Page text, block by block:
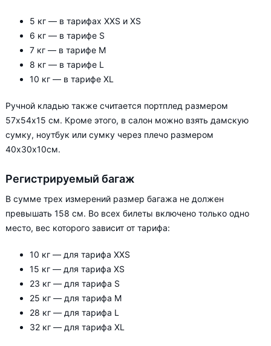
5 кг — в тарифах XXS и XS
6 кг — в тарифе S
7 кг — в тарифе М
8 кг — в тарифе L
10 кг — в тарифе XL
Ручной кладью также считается портплед размером
57х54х15 см. Кроме этого, в салон можно взять дамскую
сумку, ноутбук или сумку через плечо размером
40х30х10см.
Регистрируемый багаж
В сумме трех измерений размер багажа не должен
превышать 158 см. Во всех билеты включено только одно
место, вес которого зависит от тарифа:
10 кг — для тарифа XXS
15 кг — для тарифа XS
23 кг — для тарифа S
25 кг — для тарифа М
28 кг — для тарифа L
32 кг — для тарифа XL